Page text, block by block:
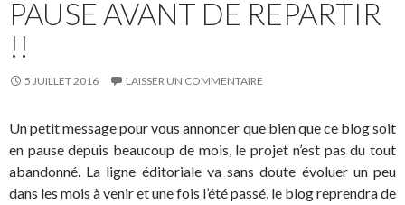
PAUSE AVANT DE REPARTIR
!!
5 JUILLET 2016 LAISSER UN COMMENTAIRE
Un petit message pour vous annoncer que bien que ce blog soit
en pause depuis beaucoup de mois, le projet n’est pas du tout
abandonné. La ligne éditoriale va sans doute évoluer un peu
dans les mois à venir et une fois l’été passé, le blog reprendra de